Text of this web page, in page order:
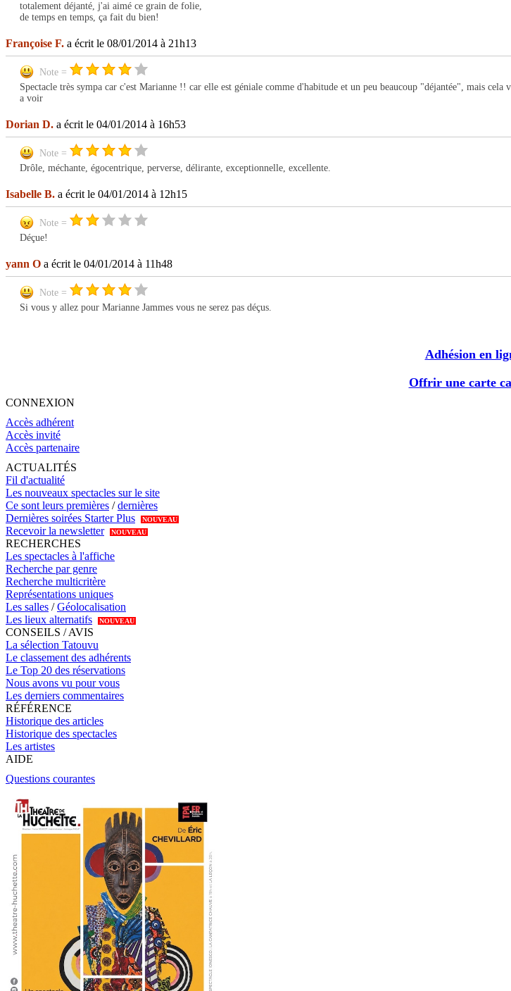
totalement déjanté, j'ai aimé ce grain de folie,
de temps en temps, ça fait du bien!
Françoise F. a écrit le 08/01/2014 à 21h13
Note =
Spectacle très sympa car c'est Marianne !! car elle est géniale comme d'habitude et un peu beaucoup "déjantée", mais cela
a voir
Dorian D. a écrit le 04/01/2014 à 16h53
Note =
Drôle, méchante, égocentrique, perverse, délirante, exceptionnelle, excellente.
Isabelle B. a écrit le 04/01/2014 à 12h15
Note =
Déçue!
yann O a écrit le 04/01/2014 à 11h48
Note =
Si vous y allez pour Marianne Jammes vous ne serez pas déçus.
Adhésion en
Offrir une carte
CONNEXION
Accès adhérent
Accès invité
Accès partenaire
ACTUALITÉS
Fil d'actualité
Les nouveaux spectacles sur le site
Ce sont leurs premières /dernières
Dernières soirées Starter Plus
NOUVEAU
Recevoir la newsletter NOUVEAU
RECHERCHES
Les spectacles à l'affiche
Recherche par genre
Recherche multicritère
Représentations uniques
Les salles /Géolocalisation
Les lieux alternatifs
NOUVEAU
CONSEILS / AVIS
La sélection Tatouvu
Le classement des adhérents
Le Top 20 des réservations
Nous avons vu pour vous
Les derniers commentaires
RÉFÉRENCE
Historique des articles
Historique des spectacles
Les artistes
AIDE
Questions courantes